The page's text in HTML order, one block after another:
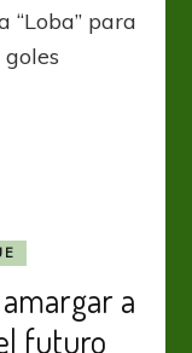
Roma
volvió
“Loba” para
a
futuro